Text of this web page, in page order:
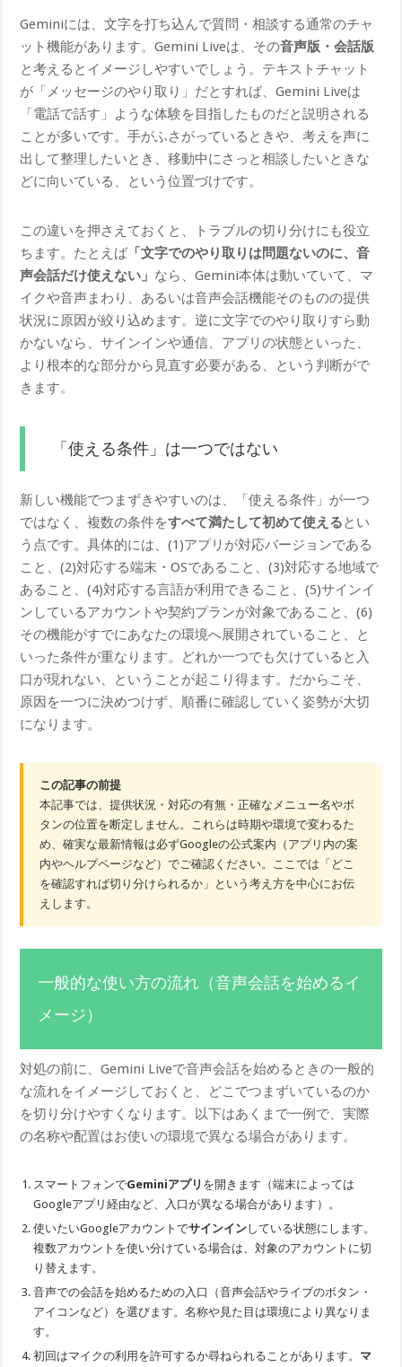
Geminiには、文字を打ち込んで質問・相談する通常のチャ
ット機能があります。Gemini Liveは、その音声版・会話版
と考えるとイメージしやすいでしょう。テキストチャット
が「メッセージのやり取り」だとすれば、Gemini Liveは
「電話で話す」ような体験を目指したものだと説明される
ことが多いです。手がふさがっているときや、考えを声に
出して整理したいとき、移動中にさっと相談したいときな
どに向いている、という位置づけです。
この違いを押さえておくと、トラブルの切り分けにも役立
ちます。たとえば 「文字でのやり取りは問題ないのに、音
声会話だけ使えない」 なら、Gemini本体は動いていて、マ
イクや音声まわり、あるいは音声会話機能そのものの提供
状況に原因が絞り込めます。逆に文字でのやり取りすら動
かないなら、サインインや通信、アプリの状態といった、
より根本的な部分から見直す必要がある、という判断がで
きます。
「使える条件」は一つではない
新しい機能でつまずきやすいのは、「使える条件」が一つ
ではなく、複数の条件をすべて満たして初めて使えるとい
う点です。具体的には、(1)アプリが対応バージョンである
こと、(2)対応する端末・OSであること、(3)対応する地域で
あること、(4)対応する言語が利用できること、(5)サインイ
ンしているアカウントや契約プランが対象であること、(6)
その機能がすでにあなたの環境へ展開されていること、と
いった条件が重なります。どれか一つでも欠けていると入
口が現れない、ということが起こり得ます。だからこそ、
原因を一つに決めつけず、順番に確認していく姿勢が大切
になります。
この記事の前提
本記事では、提供状況・対応の有無・正確なメニュー名やボ
タンの位置を断定しません。これらは時期や環境で変わるた
め、確実な最新情報は必ずGoogleの公式案内（アプリ内の案
内やヘルプページなど）でご確認ください。ここでは「どこ
を確認すれば切り分けられるか」という考え方を中心にお伝
えします。
一般的な使い方の流れ（音声会話を始めるイ
メージ）
対処の前に、Gemini Liveで音声会話を始めるときの一般的
な流れをイメージしておくと、どこでつまずいているのか
を切り分けやすくなります。以下はあくまで一例で、実際
の名称や配置はお使いの環境で異なる場合があります。
スマートフォンでGeminiアプリ を開きます（端末によっては
Googleアプリ経由など、入口が異なる場合があります）。
使いたいGoogleアカウントでサインインしている状態にします。
複数アカウントを使い分けている場合は、対象のアカウントに切
り替えます。
音声での会話を始めるための入口（音声会話やライブのボタン・
アイコンなど）を選びます。名称や見た目は環境により異なりま
す。
初回はマイクの利用を許可するか尋ねられることがあります。 マ